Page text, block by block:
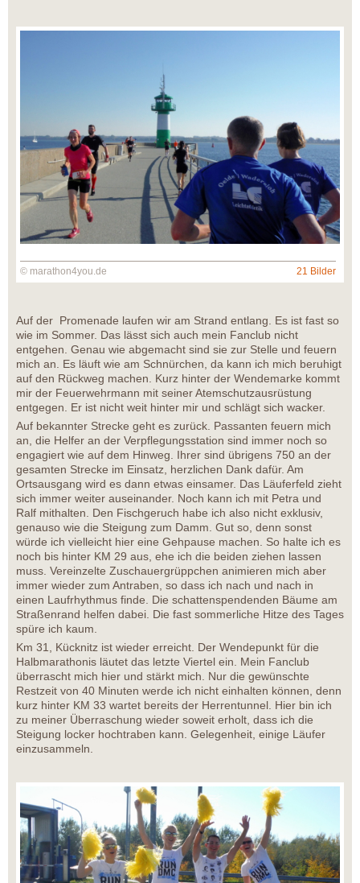
© marathon4you.de 21 Bilder
Auf der Promenade laufen wir am Strand entlang. Es ist fast so
wie im Sommer. Das lässt sich auch mein Fanclub nicht
entgehen. Genau wie abgemacht sind sie zur Stelle und feuern
mich an. Es läuft wie am Schnürchen, da kann ich mich beruhigt
auf den Rückweg machen. Kurz hinter der Wendemarke kommt
mir der Feuerwehrmann mit seiner Atemschutzausrüstung
entgegen. Er ist nicht weit hinter mir und schlägt sich wacker.
Auf bekannter Strecke geht es zurück. Passanten feuern mich
an, die Helfer an der Verpflegungsstation sind immer noch so
engagiert wie auf dem Hinweg. Ihrer sind übrigens 750 an der
gesamten Strecke im Einsatz, herzlichen Dank dafür. Am
Ortsausgang wird es dann etwas einsamer. Das Läuferfeld zieht
sich immer weiter auseinander. Noch kann ich mit Petra und
Ralf mithalten. Den Fischgeruch habe ich also nicht exklusiv,
genauso wie die Steigung zum Damm. Gut so, denn sonst
würde ich vielleicht hier eine Gehpause machen. So halte ich es
noch bis hinter KM 29 aus, ehe ich die beiden ziehen lassen
muss. Vereinzelte Zuschauergrüppchen animieren mich aber
immer wieder zum Antraben, so dass ich nach und nach in
einen Laufrhythmus finde. Die schattenspendenden Bäume am
Straßenrand helfen dabei. Die fast sommerliche Hitze des Tages
spüre ich kaum.
Km 31, Kücknitz ist wieder erreicht. Der Wendepunkt für die
Halbmarathonis läutet das letzte Viertel ein. Mein Fanclub
überrascht mich hier und stärkt mich. Nur die gewünschte
Restzeit von 40 Minuten werde ich nicht einhalten können, denn
kurz hinter KM 33 wartet bereits der Herrentunnel. Hier bin ich
zu meiner Überraschung wieder soweit erholt, dass ich die
Steigung locker hochtraben kann. Gelegenheit, einige Läufer
einzusammeln.